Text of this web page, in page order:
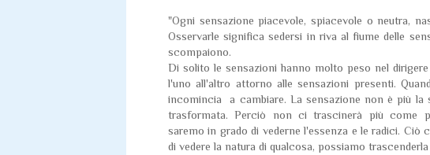
"Ogni sensazione piacevole, spiacevole o neutra,
Osservarle significa sedersi in riva al fiume delle
scompaiono.
Di solito le sensazioni hanno molto peso nel
l'uno all'altro attorno alle sensazioni presenti.
incomincia a cambiare. La sensazione non è più la
trasformata. Perciò non ci trascinerà più come
saremo in grado di vederne l'essenza e le radici. Ciò
di vedere la natura di qualcosa, possiamo